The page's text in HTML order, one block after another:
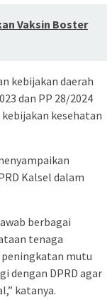
Vaksin Boster
kebijakan daerah
dan PP 28/2024
kesehatan
Kalsel dalam
berbagai
tenaga
mutu
dengan DPRD agar
katanya.